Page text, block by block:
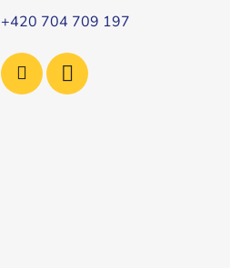
+420 704 709 197